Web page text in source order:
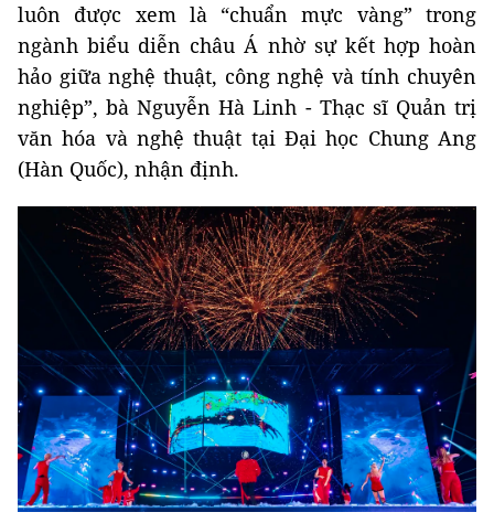
luôn được xem là “chuẩn mực vàng” trong
ngành biểu diễn châu Á nhờ sự kết hợp hoàn
hảo giữa nghệ thuật, công nghệ và tính chuyên
nghiệp”, bà Nguyễn Hà Linh - Thạc sĩ Quản trị
văn hóa và nghệ thuật tại Đại học Chung Ang
(Hàn Quốc), nhận định.